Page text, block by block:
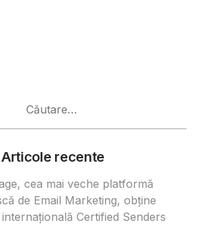
Articole recente
cea mai veche platformă
de Email Marketing, obține
Certified Senders